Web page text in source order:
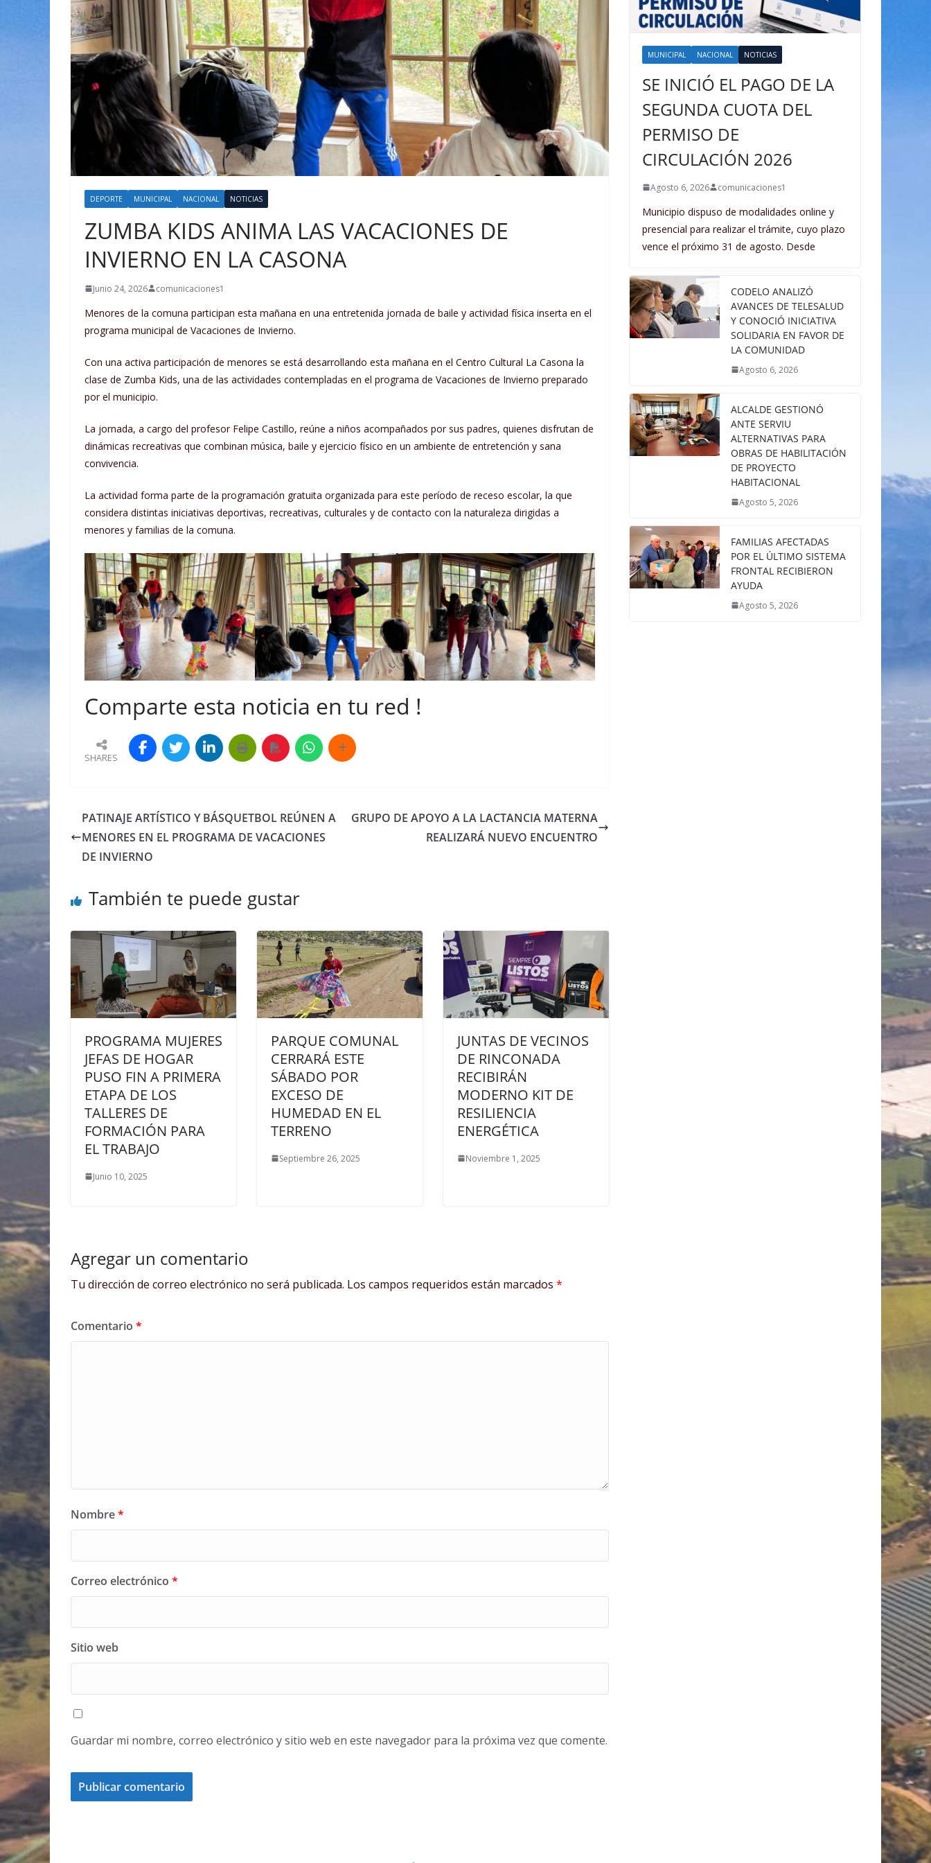
DEPORTE MUNICIPAL NACIONAL NOTICIAS
ZUMBA KIDS ANIMA LAS VACACIONES DE
INVIERNO EN LA CASONA
Junio 24, 2026 comunicaciones1
Menores de la comuna participan esta mañana en una entretenida jornada de baile y actividad física inserta en el
programa municipal de Vacaciones de Invierno.
Con una activa participación de menores se está desarrollando esta mañana en el Centro Cultural La Casona la
clase de Zumba Kids, una de las actividades contempladas en el programa de Vacaciones de Invierno preparado
por el municipio.
La jornada, a cargo del profesor Felipe Castillo, reúne a niños acompañados por sus padres, quienes disfrutan de
dinámicas recreativas que combinan música, baile y ejercicio físico en un ambiente de entretención y sana
convivencia.
La actividad forma parte de la programación gratuita organizada para este período de receso escolar, la que
considera distintas iniciativas deportivas, recreativas, culturales y de contacto con la naturaleza dirigidas a
menores y familias de la comuna.
Comparte esta noticia en tu red !
SHARES
PATINAJE ARTÍSTICO Y BÁSQUETBOL REÚNEN A
MENORES EN EL PROGRAMA DE VACACIONES
DE INVIERNO
GRUPO DE APOYO A LA LACTANCIA MATERNA
REALIZARÁ NUEVO ENCUENTRO
También te puede gustar
PROGRAMA MUJERES
JEFAS DE HOGAR
PUSO FIN A PRIMERA
ETAPA DE LOS
TALLERES DE
FORMACIÓN PARA
EL TRABAJO
Junio 10, 2025
PARQUE COMUNAL
CERRARÁ ESTE
SÁBADO POR
EXCESO DE
HUMEDAD EN EL
TERRENO
Septiembre 26, 2025
JUNTAS DE VECINOS
DE RINCONADA
RECIBIRÁN
MODERNO KIT DE
RESILIENCIA
ENERGÉTICA
Noviembre 1, 2025
Agregar un comentario
Tu dirección de correo electrónico no será publicada. Los campos requeridos están marcados *
Comentario *
Nombre*
Correo electrónico *
Sitio web
Guardar mi nombre, correo electrónico y sitio web en este navegador para la próxima vez que comente.
MUNICIPAL NACIONAL NOTICIAS
SE INICIÓ EL PAGO DE LA
SEGUNDA CUOTA DEL
PERMISO DE
CIRCULACIÓN 2026
Agosto 6, 2026 comunicaciones1
Municipio dispuso de modalidades online y
presencial para realizar el trámite, cuyo plazo
vence el próximo 31 de agosto. Desde
CODELO ANALIZÓ
AVANCES DE TELESALUD
Y CONOCIÓ INICIATIVA
SOLIDARIA EN FAVOR DE
LA COMUNIDAD
Agosto 6, 2026
ALCALDE GESTIONÓ
ANTE SERVIU
ALTERNATIVAS PARA
OBRAS DE HABILITACIÓN
DE PROYECTO
HABITACIONAL
Agosto 5, 2026
FAMILIAS AFECTADAS
POR EL ÚLTIMO SISTEMA
FRONTAL RECIBIERON
AYUDA
Agosto 5, 2026